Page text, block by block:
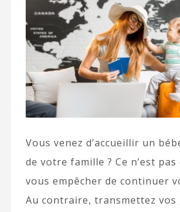
Vous venez d’accueillir un
de votre famille ? Ce n’est pas
vous empêcher de continuer
Au contraire, transmettez vos